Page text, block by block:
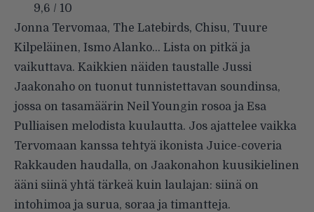
9,6 / 10
Jonna Tervomaa, The Latebirds, Chisu, Tuure
Kilpeläinen, Ismo Alanko… Lista on pitkä ja
vaikuttava. Kaikkien näiden taustalle Jussi
Jaakonaho on tuonut tunnistettavan soundinsa,
jossa on tasamäärin Neil Youngin rosoa ja Esa
Pulliaisen melodista kuulautta. Jos ajattelee vaikka
Tervomaan kanssa tehtyä ikonista Juice-coveria
Rakkauden haudalla, on Jaakonahon kuusikielinen
ääni siinä yhtä tärkeä kuin laulajan: siinä on
intohimoa ja surua, soraa ja timantteja.